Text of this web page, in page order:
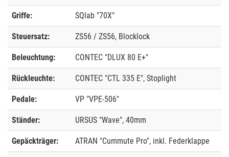
Griffe: SQlab "70X"
Steuersatz: ZS56 / ZS56, Blocklock
Beleuchtung: CONTEC "DLUX 80 E+"
Rückleuchte: CONTEC "CTL 335 E", Stoplight
Pedale: VP "VPE-506"
Ständer: URSUS "Wave", 40mm
Gepäckträger: ATRAN "Cummute Pro", inkl. Federklappe